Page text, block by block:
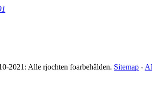
2021: Alle rjochten foarbehâlden. Sitemap -